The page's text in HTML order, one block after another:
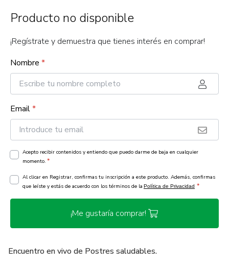
Producto no disponible
¡Regístrate y demuestra que tienes interés en comprar!
Nombre *
Email*
Acepto recibir contenidos y entiendo que puedo darme de baja en cualquier
momento. *
Al clicar en Registrar, confirmas tu inscripción a este producto. Además, confirmas
que leíste y estás de acuerdo con los términos de la Política de Privacidad *
¡Me gustaría comprar!
Encuentro en vivo de Postres saludables.